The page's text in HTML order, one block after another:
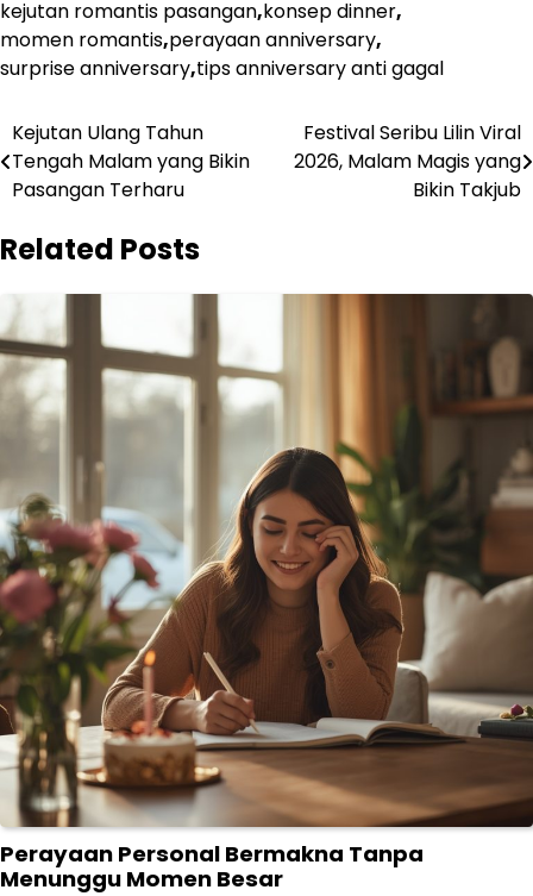
kejutan romantis pasangan,konsep dinner,
momen romantis,perayaan anniversary,
surprise anniversary,tips anniversary anti gagal
Post
navigation
Kejutan Ulang Tahun
Tengah Malam yang Bikin
Pasangan Terharu
Festival Seribu Lilin Viral
2026, Malam Magis yang
Bikin Takjub
Related Posts
Perayaan Personal Bermakna Tanpa
Menunggu Momen Besar